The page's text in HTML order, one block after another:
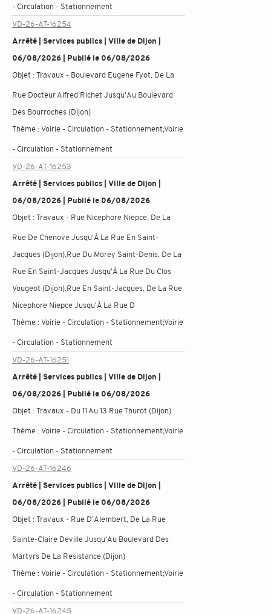
- Circulation - Stationnement
VD-26-AT-16254
Arrêté | Services publics | Ville de Dijon |
06/08/2026 | Publié le 06/08/2026
Objet :Travaux - Boulevard Eugene Fyot, De La
Rue Docteur Alfred Richet Jusqu'Au Boulevard
Des Bourroches (Dijon)
Thème :Voirie - Circulation - Stationnement;Voirie
- Circulation - Stationnement
VD-26-AT-16253
Arrêté | Services publics | Ville de Dijon |
06/08/2026 | Publié le 06/08/2026
Objet :Travaux - Rue Nicephore Niepce, De La
Rue De Chenove Jusqu'À La Rue En Saint-
Jacques (Dijon),Rue Du Morey Saint-Denis, De La
Rue En Saint-Jacques Jusqu'À La Rue Du Clos
Vougeot (Dijon),Rue En Saint-Jacques, De La Rue
Nicephore Niepce Jusqu'À La Rue D
Thème :Voirie - Circulation - Stationnement;Voirie
- Circulation - Stationnement
VD-26-AT-16251
Arrêté | Services publics | Ville de Dijon |
06/08/2026 | Publié le 06/08/2026
Objet :Travaux - Du 11 Au 13 Rue Thurot (Dijon)
Thème :Voirie - Circulation - Stationnement;Voirie
- Circulation - Stationnement
VD-26-AT-16246
Arrêté | Services publics | Ville de Dijon |
06/08/2026 | Publié le 06/08/2026
Objet :Travaux - Rue D'Alembert, De La Rue
Sainte-Claire Deville Jusqu'Au Boulevard Des
Martyrs De La Resistance (Dijon)
Thème :Voirie - Circulation - Stationnement;Voirie
- Circulation - Stationnement
VD-26-AT-16245